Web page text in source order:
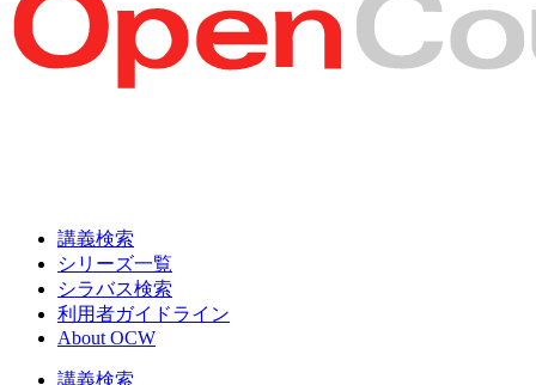
講義検索
シリーズ一覧
シラバス検索
利用者ガイドライン
About OCW
講義検索